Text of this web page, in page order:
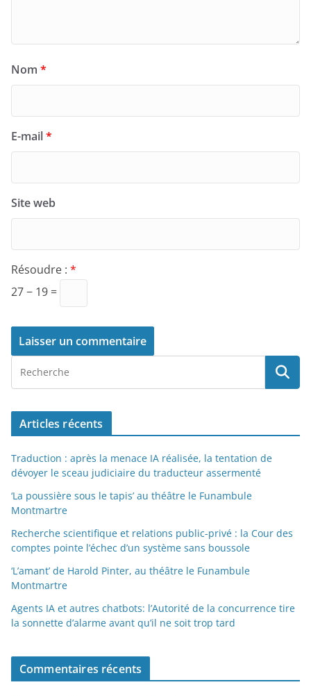
Nom *
E-mail*
Site web
Résoudre : *
27 − 19 =
Articles récents
Traduction : après la menace IA réalisée, la tentation de
dévoyer le sceau judiciaire du traducteur assermenté
‘La poussière sous le tapis’ au théâtre le Funambule
Montmartre
Recherche scientifique et relations public-privé : la Cour des
comptes pointe l’échec d’un système sans boussole
‘L’amant’ de Harold Pinter, au théâtre le Funambule
Montmartre
Agents IA et autres chatbots: l’Autorité de la concurrence tire
la sonnette d’alarme avant qu’il ne soit trop tard
Commentaires récents